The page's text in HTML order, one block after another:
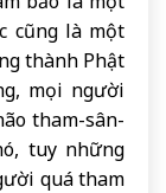
cũng là một
thành Phật
mọi người
tham-sân-
tuy những
quá tham